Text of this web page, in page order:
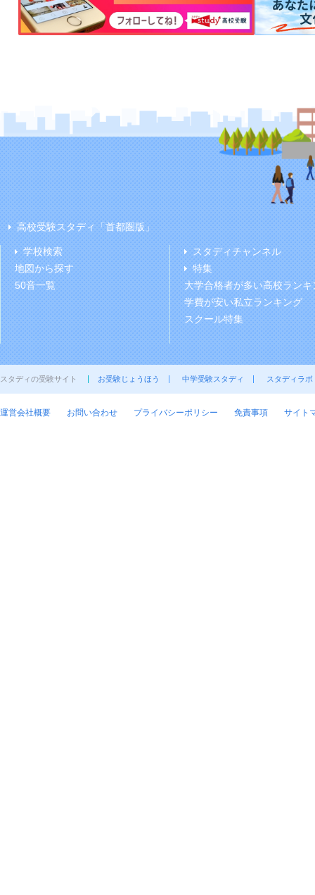
高校受験スタディ「首都圏版」
学校検索
地図から探す
50音一覧
スタディチャンネル
特集
大学合格者が多い高校ランキ
学費が安い私立ランキング
スクール特集
スタディの受験サイト お受験じょうほう 中学受験スタディ スタディラボ
運営会社概要 お問い合わせ プライバシーポリシー 免責事項 サイト